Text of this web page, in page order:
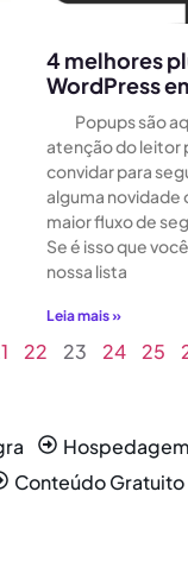
4 melhores
WordPress
Popups são
atenção do leitor
convidar para
alguma novidade
maior fluxo de
Se é isso que
nossa lista
Leia mais »
22 23 24 25
Conteúdo Gratuito